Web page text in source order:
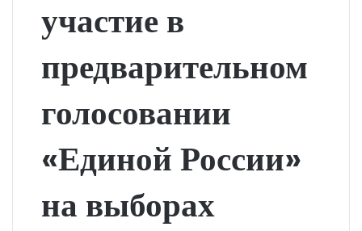
участие в
предварительном
голосовании
«Единой России»
на выборах